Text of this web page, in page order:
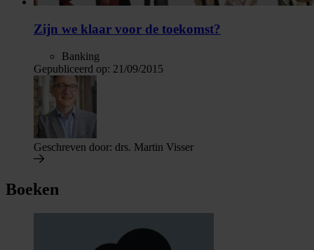
Zijn we klaar voor de toekomst?
Banking
Gepubliceerd op: 21/09/2015
Geschreven door: drs. Martin Visser
Boeken